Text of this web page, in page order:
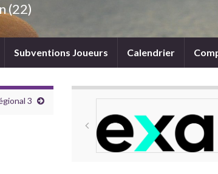
(22)
Subventions Joueurs Calendrier
3